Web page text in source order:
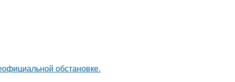
обстановке.